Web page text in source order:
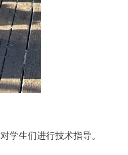
生们进行技术指导。